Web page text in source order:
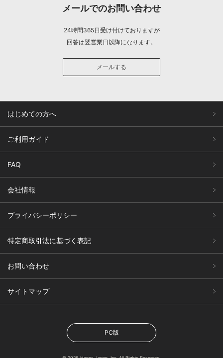
メールでのお問い合わせ
24時間365日受け付けておりますが
回答は翌営業日以降になります。
メールする
はじめての方へ
ご利用ガイド
FAQ
会社情報
プライバシーポリシー
特定商取引法に基づく表記
お問い合わせ
サイトマップ
PC版